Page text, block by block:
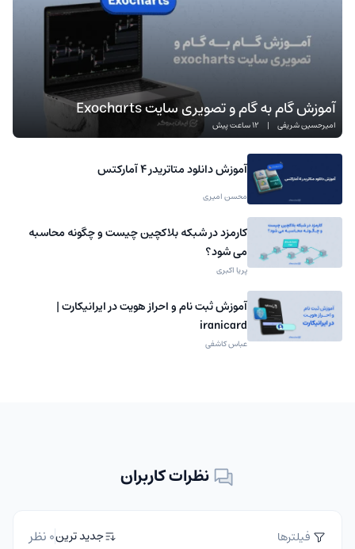
آموزش گام به گام و تصویری سایت Exocharts
امیرحسین شریفی | 12 ساعت پیش
آموزش دانلود متاتریدر 4 آمارکتس
محسن امیری
کارمزد در شبکه بلاکچین چیست و چگونه محاسبه
می شود؟
پریا اکبری
آموزش ثبت نام و احراز هویت در ایرانیکارت |
iranicard
عباس کاشفی
نظرات کاربران
فیلترها جدید ترین0 نظر